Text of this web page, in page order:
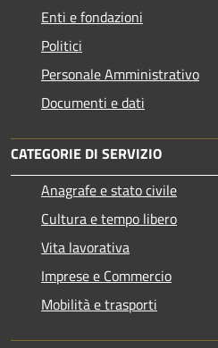
Enti e fondazioni
Politici
Personale Amministrativo
Documenti e dati
CATEGORIE DI SERVIZIO
Anagrafe e stato civile
Cultura e tempo libero
Vita lavorativa
Imprese e Commercio
Mobilità e trasporti